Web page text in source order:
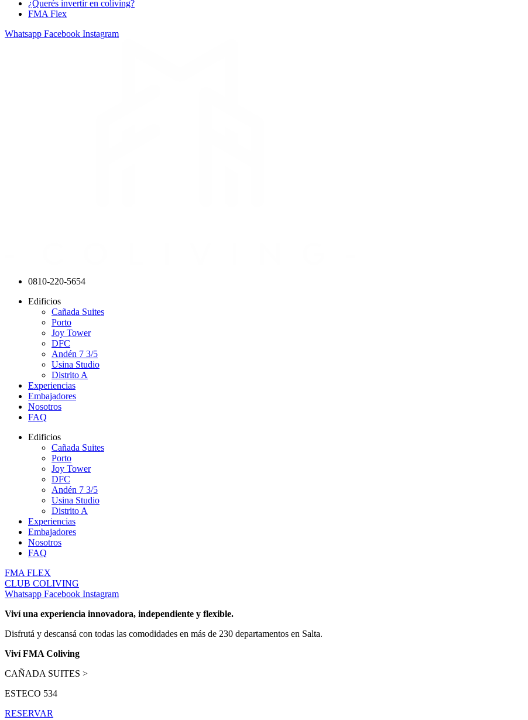
¿Querés invertir en coliving?
FMA Flex
Whatsapp Facebook Instagram
0810-220-5654
Edificios
Cañada Suites
Porto
Joy Tower
DFC
Andén 7 3/5
Usina Studio
Distrito A
Experiencias
Embajadores
Nosotros
FAQ
Edificios
Cañada Suites
Porto
Joy Tower
DFC
Andén 7 3/5
Usina Studio
Distrito A
Experiencias
Embajadores
Nosotros
FAQ
FMA FLEX
CLUB COLIVING
Whatsapp Facebook Instagram
Viví una experiencia innovadora, independiente y flexible.
Disfrutá y descansá con todas las comodidades en más de 230 departamentos en Salta.
Viví FMA Coliving
CAÑADA SUITES >
ESTECO 534
RESERVAR